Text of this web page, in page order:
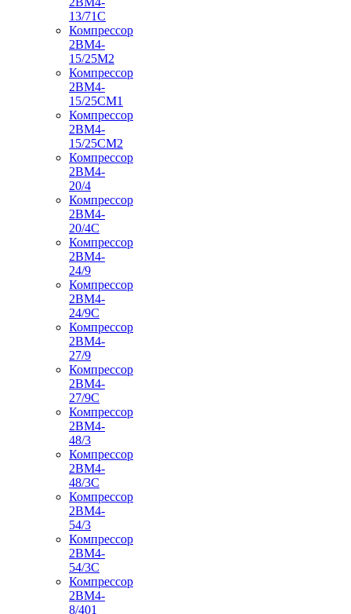
13/71С
Компрессор
2ВМ4-
15/25М2
Компрессор
2ВМ4-
15/25СМ1
Компрессор
2ВМ4-
15/25СМ2
Компрессор
2ВМ4-
20/4
Компрессор
2ВМ4-
20/4С
Компрессор
2ВМ4-
24/9
Компрессор
2ВМ4-
24/9С
Компрессор
2ВМ4-
27/9
Компрессор
2ВМ4-
27/9С
Компрессор
2ВМ4-
48/3
Компрессор
2ВМ4-
48/3С
Компрессор
2ВМ4-
54/3
Компрессор
2ВМ4-
54/3С
Компрессор
2ВМ4-
8/401